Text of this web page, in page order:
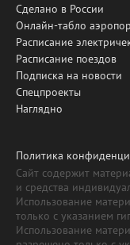
Сделано в России
Онлайн-табло
Расписание
Расписание поездов
Подписка на новости
Спецпроекты
Наглядно
Политика
Сайт содержит
и средства
Использование
только с указанием
Использование